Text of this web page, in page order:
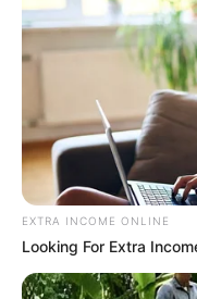
Quermania folgen:
EXTRA INCOME ONLINE
Looking For Extra